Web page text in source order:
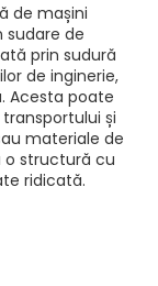
de mașini
sudare de
prin sudură
de inginerie,
Acesta poate
și
materiale de
structură cu
ridicată.